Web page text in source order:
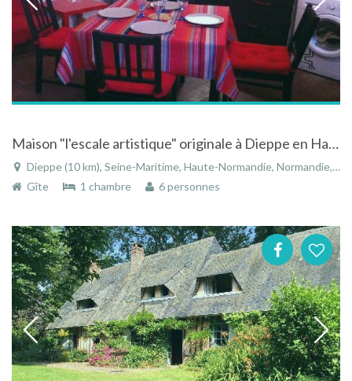
Maison "l'escale artistique" originale à Dieppe en Haute-Normandie
Dieppe (10 km), Seine-Maritime, Haute-Normandie, Normandie, France
Gîte
1 chambre 6 personnes